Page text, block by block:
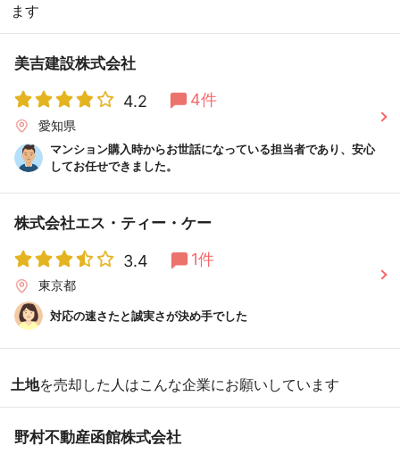
ます
美吉建設株式会社
4.2 4件
愛知県
マンション購入時からお世話になっている担当者であり、安心
してお任せできました。
株式会社エス・ティー・ケー
3.4 1件
東京都
対応の速さたと誠実さが決め手でした
土地を売却した人はこんな企業にお願いしています
野村不動産函館株式会社